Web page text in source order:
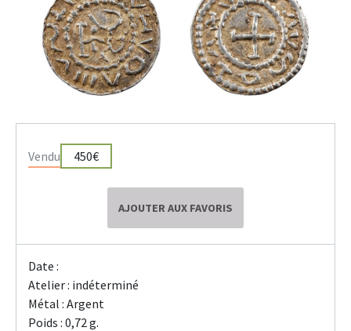
Vendu 450€
AJOUTER AUX FAVORIS
Date :
Atelier : indéterminé
Métal : Argent
Poids : 0,72 g.